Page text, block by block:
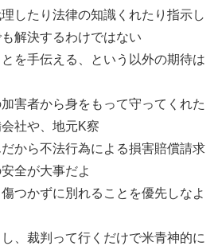
したり法律の知識くれたり指示し
解決するわけではない
を手伝える、という以外の期待は
害者から身をもって守ってくれた
社や、地元K察
から不法行為による損害賠償請求
全が大事だよ
つかずに別れることを優先しなよ
、裁判って行くだけで米青神的に